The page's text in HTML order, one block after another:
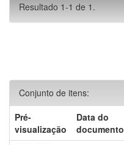
Resultado 1-1 de 1.
Conjunto de itens:
Pré-
visualização
Data do
documento